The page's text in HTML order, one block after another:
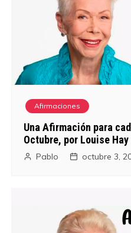
Afirmaciones
Una Afirmación para
Octubre, por Louise Hay
Pablo octubre 3,